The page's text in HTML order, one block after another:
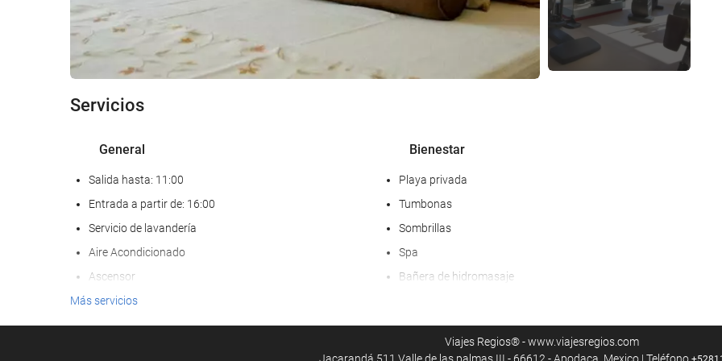
Servicios
General
Salida hasta: 11:00
Entrada a partir de: 16:00
Servicio de lavandería
Aire Acondicionado
Ascensor
Frente a la playa
Adaptado para personas con movilidad reducida
Bienestar
Playa privada
Tumbonas
Sombrillas
Spa
Bañera de hidromasaje
Baño de vapor
Vestidores del gimnasio/spa
Más servicios
Viajes Regios® - www.viajesregios.com